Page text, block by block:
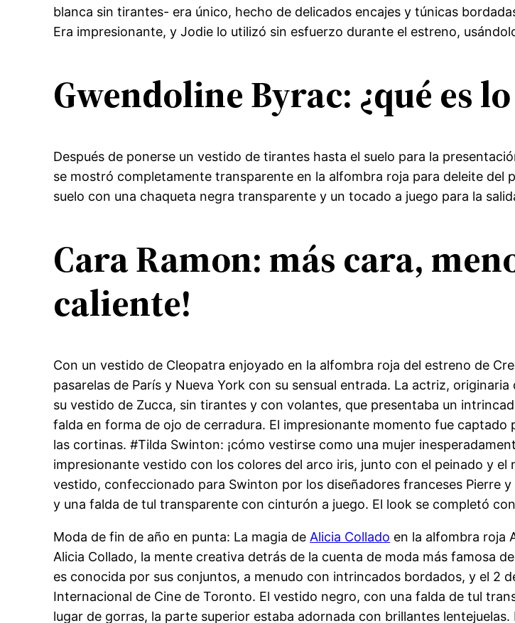
blanca sin tirantes- era único, hecho de delicados encajes y túnicas
Era impresionante, y Jodie lo utilizó sin esfuerzo durante el estreno,
Gwendoline Byrac: ¿qué es
Después de ponerse un vestido de tirantes hasta el suelo para la
se mostró completamente transparente en la alfombra roja para deleite del
suelo con una chaqueta negra transparente y un tocado a juego para la
Cara Ramon: más cara,
caliente!
Con un vestido de Cleopatra enjoyado en la alfombra roja del estreno de
pasarelas de París y Nueva York con su sensual entrada. La actriz,
su vestido de Zucca, sin tirantes y con volantes, que presentaba un
falda en forma de ojo de cerradura. El impresionante momento fue
las cortinas. #Tilda Swinton: ¡cómo vestirse como una mujer
impresionante vestido con los colores del arco iris, junto con el peinado y el
vestido, confeccionado para Swinton por los diseñadores franceses Pierre
y una falda de tul transparente con cinturón a juego. El look se completó
Moda de fin de año en punta: La magia deAlicia Collado en la alfombra roja
Alicia Collado, la mente creativa detrás de la cuenta de moda más famosa
es conocida por sus conjuntos, a menudo con intrincados bordados, y el 2
Internacional de Cine de Toronto. El vestido negro, con una falda de tul
lugar de gorras, la parte superior estaba adornada con brillantes